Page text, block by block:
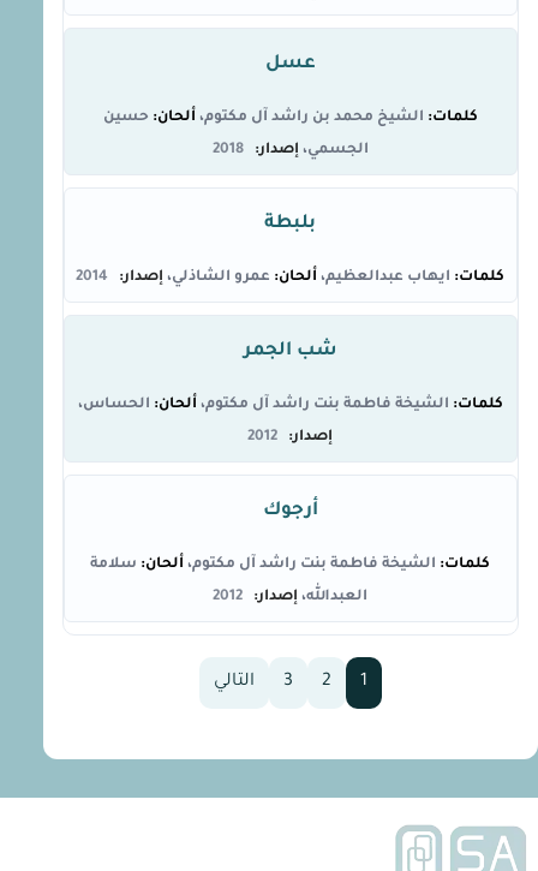
عسل
الشيخ محمد بن راشد آل مكتوم
حسين
الجسمي
2018
بلبطة
ايهاب عبدالعظيم عمرو الشاذلي 2014
شب الجمر
الشيخة فاطمة بنت راشد آل مكتوم
الحساس
2012
أرجوك
الشيخة فاطمة بنت راشد آل مكتوم
سلامة
العبدالله
2012
1
2
3 التالي